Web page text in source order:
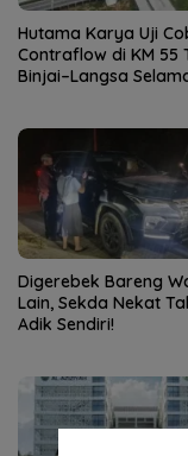
Hutama Karya Uji
Contraflow di KM 55
Binjai–Langsa
Digerebek Bareng
Lain, Sekda Nekat
Adik Sendiri!